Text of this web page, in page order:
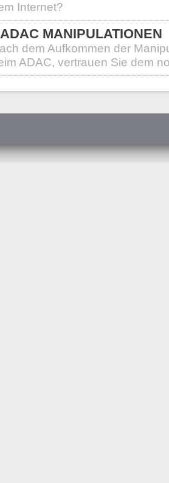
Internet?
ADAC MANIPULATIONEN
dem Aufkommen der
ADAC, vertrauen Sie dem